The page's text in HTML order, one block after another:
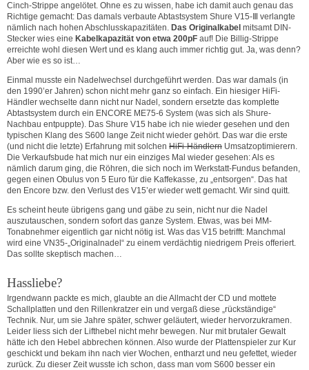
Cinch-Strippe angelötet. Ohne es zu wissen, habe ich damit auch genau das
Richtige gemacht: Das damals verbaute Abtastsystem Shure V15-Ⅲ verlangte
nämlich nach hohen Abschlusskapazitäten. Das Originalkabel mitsamt DIN-
Stecker wies eine Kabelkapazität von etwa 200pF auf! Die Billig-Strippe
erreichte wohl diesen Wert und es klang auch immer richtig gut. Ja, was denn?
Aber wie es so ist…
Einmal musste ein Nadelwechsel durchgeführt werden. Das war damals (in
den 1990’er Jahren) schon nicht mehr ganz so einfach. Ein hiesiger HiFi-
Händler wechselte dann nicht nur Nadel, sondern ersetzte das komplette
Abtastsystem durch ein ENCORE ME75-6 System (was sich als Shure-
Nachbau entpuppte). Das Shure V15 habe ich nie wieder gesehen und den
typischen Klang des S600 lange Zeit nicht wieder gehört. Das war die erste
(und nicht die letzte) Erfahrung mit solchen HiFi-Händlern Umsatzoptimierern.
Die Verkaufsbude hat mich nur ein einziges Mal wieder gesehen: Als es
nämlich darum ging, die Röhren, die sich noch im Werkstatt-Fundus befanden,
gegen einen Obulus von 5 Euro für die Kaffekasse, zu „entsorgen“. Das hat
den Encore bzw. den Verlust des V15’er wieder wett gemacht. Wir sind quitt.
Es scheint heute übrigens gang und gäbe zu sein, nicht nur die Nadel
auszutauschen, sondern sofort das ganze System. Etwas, was bei MM-
Tonabnehmer eigentlich gar nicht nötig ist. Was das V15 betrifft: Manchmal
wird eine VN35-„Originalnadel“ zu einem verdächtig niedrigem Preis offeriert.
Das sollte skeptisch machen…
Hassliebe?
Irgendwann packte es mich, glaubte an die Allmacht der CD und mottete
Schallplatten und den Rillenkratzer ein und vergaß diese „rückständige“
Technik. Nur, um sie Jahre später, schwer geläutert, wieder hervorzukramen.
Leider liess sich der Lifthebel nicht mehr bewegen. Nur mit brutaler Gewalt
hätte ich den Hebel abbrechen können. Also wurde der Plattenspieler zur Kur
geschickt und bekam ihn nach vier Wochen, entharzt und neu gefettet, wieder
zurück. Zu dieser Zeit wusste ich schon, dass man vom S600 besser ein